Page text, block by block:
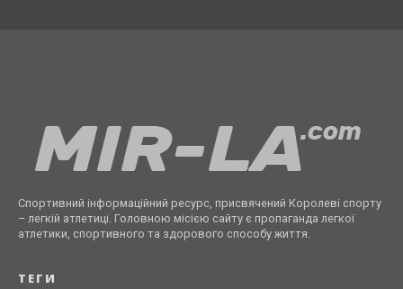
Спортивний інформаційний ресурс, присвячений Королеві спорту
– легкій атлетиці. Головною місією сайту є пропаганда легкої
атлетики, спортивного та здорового способу життя.
ТЕГИ